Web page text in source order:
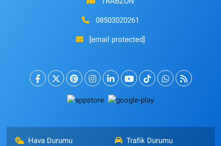
08503020261
[email protected]
Hava Durumu Trafik Durumu